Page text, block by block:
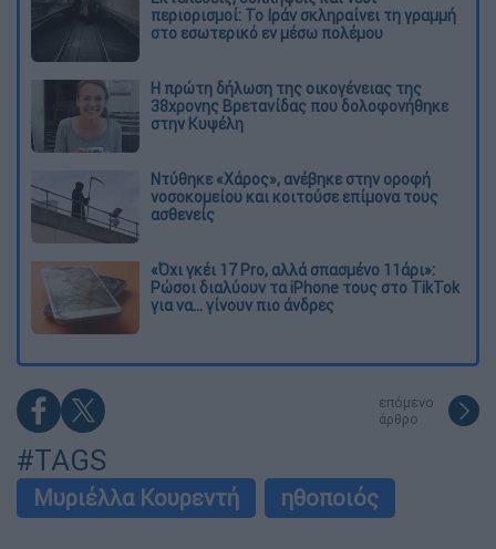
περιορισμοί: Το Ιράν σκληραίνει τη γραμμή
στο εσωτερικό εν μέσω πολέμου
Η πρώτη δήλωση της οικογένειας της
38χρονης Βρετανίδας που δολοφονήθηκε
στην Κυψέλη
Ντύθηκε «Χάρος», ανέβηκε στην οροφή
νοσοκομείου και κοιτούσε επίμονα τους
ασθενείς
«Όχι γκέι 17 Pro, αλλά σπασμένο 11άρι»:
Ρώσοι διαλύουν τα iPhone τους στο TikTok
για να... γίνουν πιο άνδρες
επόμενο
άρθρο
#TAGS
Μυριέλλα Κουρεντή ηθοποιός